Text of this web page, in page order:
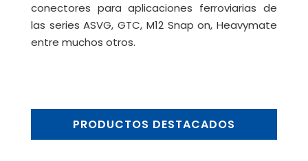
conectores para aplicaciones ferroviarias de
las series ASVG, GTC, M12 Snap on, Heavymate
entre muchos otros.
PRODUCTOS DESTACADOS